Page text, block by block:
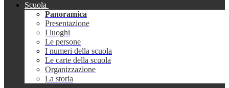
Scuola
Panoramica
Presentazione
I luoghi
Le persone
I numeri della scuola
Le carte della scuola
Organizzazione
La storia